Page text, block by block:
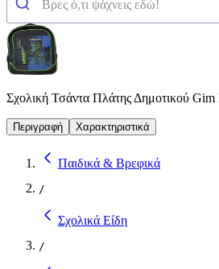
Σχολική Τσάντα Πλάτης Δημοτικού
Περιγραφή Χαρακτηριστικά
Παιδικά & Βρεφικά
/
Σχολικά Είδη
/